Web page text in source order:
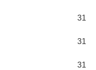
31
31
31